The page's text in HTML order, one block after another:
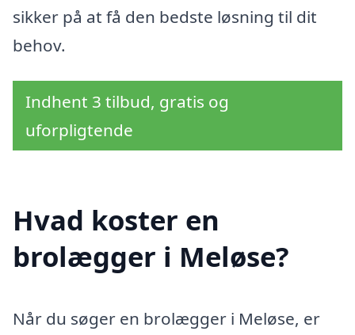
sikker på at få den bedste løsning til dit
behov.
Indhent 3 tilbud, gratis og
uforpligtende
Hvad koster en
brolægger i Meløse?
Når du søger en brolægger i Meløse, er